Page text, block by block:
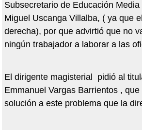
Subsecretario de Educación
Miguel Uscanga Villalba, ( ya que
derecha), por que advirtió que no
ningún trabajador a laborar a las
El dirigente magisterial pidió al
Emmanuel Vargas Barrientos ,
solución a este problema que la